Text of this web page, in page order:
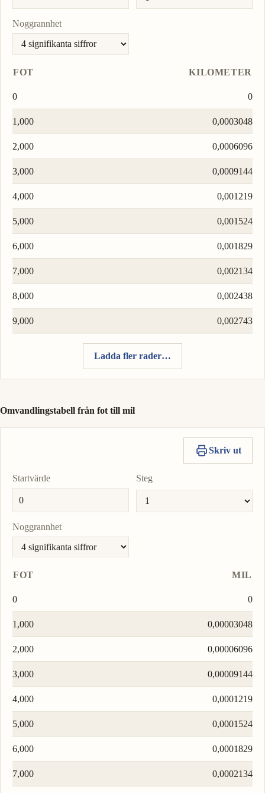
Noggrannhet
FOT KILOMETER
0 0
1,000 0,0003048
2,000 0,0006096
3,000 0,0009144
4,000 0,001219
5,000 0,001524
6,000 0,001829
7,000 0,002134
8,000 0,002438
9,000 0,002743
Ladda fler rader…
Omvandlingstabell från fot till mil
Skriv ut
Startvärde Steg
Noggrannhet
FOT MIL
0 0
1,000 0,00003048
2,000 0,00006096
3,000 0,00009144
4,000 0,0001219
5,000 0,0001524
6,000 0,0001829
7,000 0,0002134